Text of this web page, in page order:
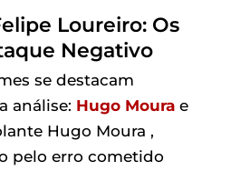
Loureiro: Os
Negativo
se destacam
análise: Hugo Moura e
Hugo Moura ,
pelo erro cometido